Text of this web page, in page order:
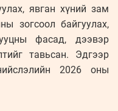
явган хүний зам
зогсоол байгуулах,
фасад, дээвэр
тавьсан. Эдгээр
2026 оны